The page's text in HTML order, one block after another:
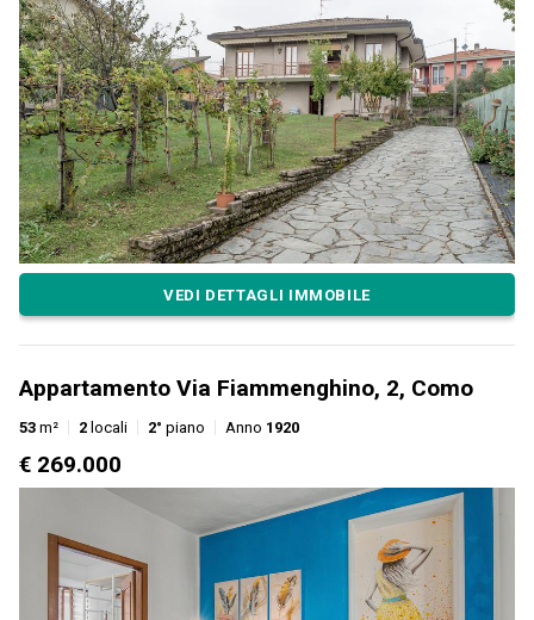
VEDI DETTAGLI IMMOBILE
Appartamento Via Fiammenghino, 2, Como
53 m² 2 locali 2° piano Anno 1920
€ 269.000